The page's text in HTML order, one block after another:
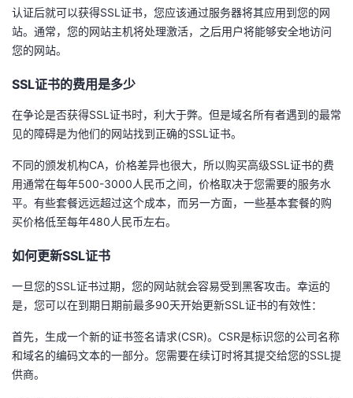
认证后就可以获得SSL证书，您应该通过服务器将其应用到您的网
站。通常，您的网站主机将处理激活，之后用户将能够安全地访问
您的网站。
SSL证书的费用是多少
在争论是否获得SSL证书时，利大于弊。但是域名所有者遇到的最常
见的障碍是为他们的网站找到正确的SSL证书。
不同的颁发机构CA，价格差异也很大，所以购买高级SSL证书的费
用通常在每年500-3000人民币之间，价格取决于您需要的服务水
平。有些套餐远远超过这个成本，而另一方面，一些基本套餐的购
买价格低至每年480人民币左右。
如何更新SSL证书
一旦您的SSL证书过期，您的网站就会容易受到黑客攻击。幸运的
是，您可以在到期日期前最多90天开始更新SSL证书的有效性：
首先，生成一个新的证书签名请求(CSR)。CSR是标识您的公司名称
和域名的编码文本的一部分。您需要在续订时将其提交给您的SSL提
供商。